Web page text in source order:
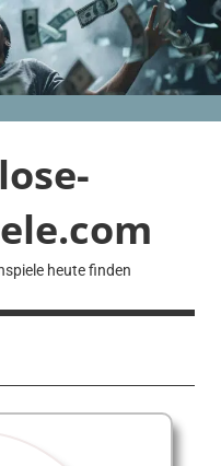
heute finden